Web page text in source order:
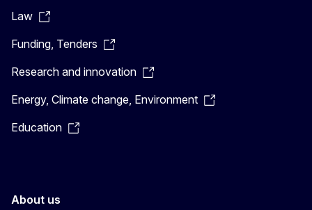
Law
Funding, Tenders
Research and innovation
Energy, Climate change, Environment
Education
About us